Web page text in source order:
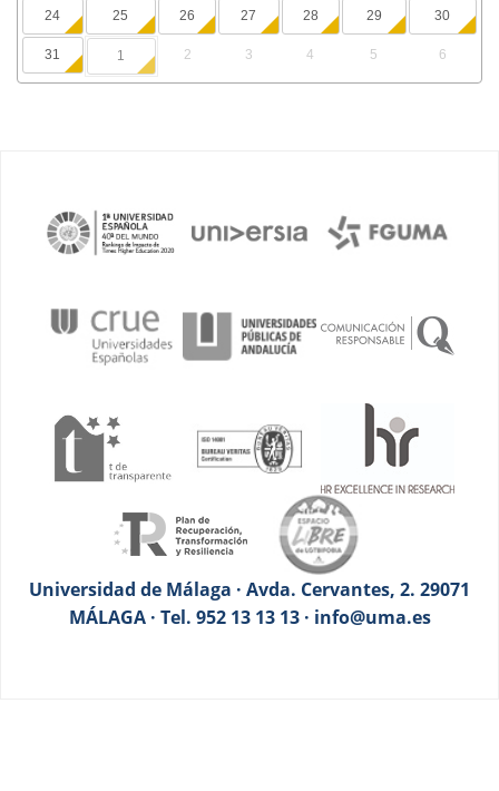
24 25 26 27 28 29 30
31 1 2 3 4 5 6
Universidad de Málaga · Avda. Cervantes, 2. 29071
MÁLAGA · Tel. 952 13 13 13 · info@uma.es